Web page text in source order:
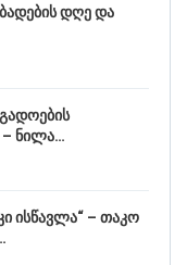
დღე და
– ნილა…
ისწავლა“ – თაკო